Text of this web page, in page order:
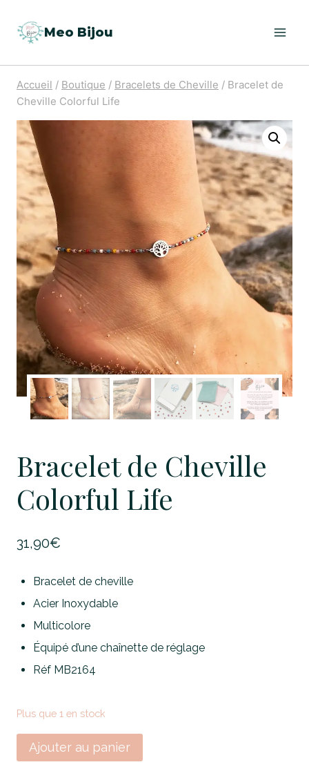
Meo Bijou
Accueil / Boutique / Bracelets de Cheville / Bracelet de
Cheville Colorful Life
Bracelet de Cheville
Colorful Life
31,90€
Bracelet de cheville
Acier Inoxydable
Multicolore
Équipé d’une chaînette de réglage
Réf MB2164
Plus que 1 en stock
quantité
de
Ajouter au panier